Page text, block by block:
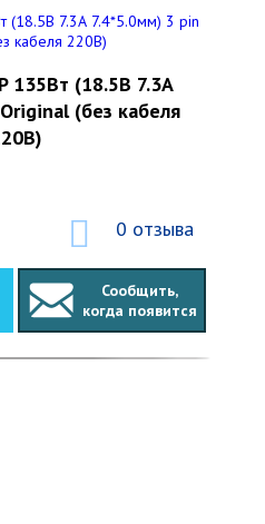
135Вт (18.5В 7.3А
(без кабеля
0 отзыва
Сообщить,
когда появится